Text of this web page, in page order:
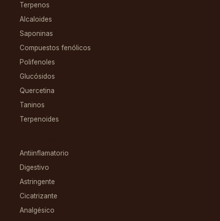
Terpenos
Alcaloides
Saponinas
Compuestos fenólicos
Polifenoles
Glucósidos
Quercetina
Taninos
Terpenoides
Antiinflamatorio
Digestivo
Astringente
Cicatrizante
Analgésico